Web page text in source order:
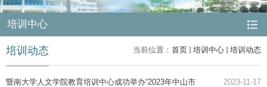
培训中心
当前位置： 首页 培训中心 培训动态
培训动态
暨南大学人文学院教育培训中心成功举办“2023年中山市
2023-11-17